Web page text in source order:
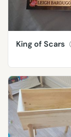
King of Scars